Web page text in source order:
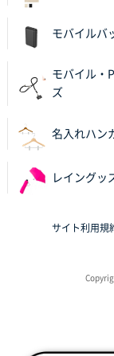
不織布ス
岡山県K社様
ワンポイ
サイトが見
東京都N社
サイト構
東京都J社
モバイルバ
モバイル・
ズ
名入れハン
レイングッ
サイト利用規